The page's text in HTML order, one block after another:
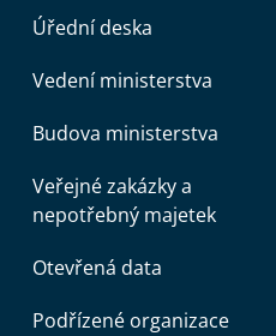
Úřední deska
Vedení ministerstva
Budova ministerstva
Veřejné zakázky a
nepotřebný majetek
Otevřená data
Podřízené organizace